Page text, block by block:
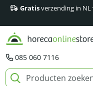
Gratisverzending in NL
085 060 7116